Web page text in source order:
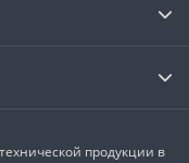
продукции в